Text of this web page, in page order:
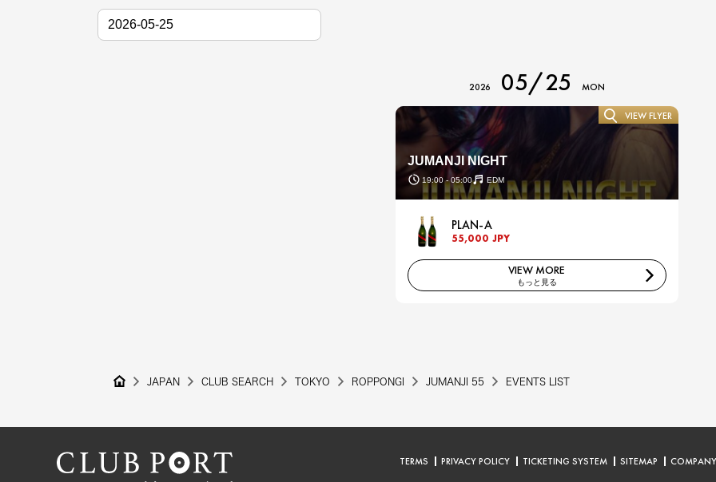
2026 05/25 MON
JUMANJI NIGHT
19:00 - 05:00 EDM
VIEW FLYER
PLAN-A
55,000 JPY
VIEW MORE
もっと見る
JAPAN CLUB SEARCH TOKYO ROPPONGI JUMANJI 55 EVENTS LIST
TERMS PRIVACY POLICY TICKETING SYSTEM SITEMAP COMPANY